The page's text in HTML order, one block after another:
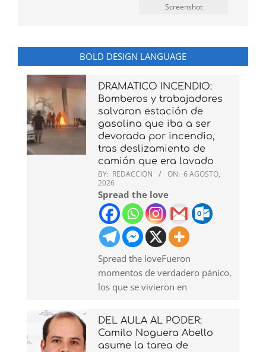
Screenshot
BOLD DESIGN LANGUAGE
DRAMATICO INCENDIO:
Bomberos y trabajadores
salvaron estación de
gasolina que iba a ser
devorada por incendio,
tras deslizamiento de
camión que era lavado
BY: REDACCION ON: 6 AGOSTO,
2026
Spread the love
Spread the loveFueron
momentos de verdadero pánico,
los que se vivieron en
DEL AULA AL PODER:
Camilo Noguera Abello
asume la tarea de